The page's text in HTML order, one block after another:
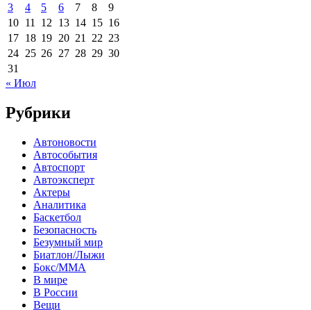
3
4 5 6 7 8
9
10 11 12 13 14 15 16
17 18 19 20 21 22 23
24 25 26 27 28 29 30
31
« Июл
Рубрики
Автоновости
Автособытия
Автоспорт
Автоэксперт
Актеры
Аналитика
Баскетбол
Безопасность
Безумный мир
Биатлон/Лыжи
Бокс/MMA
В мире
В России
Вещи